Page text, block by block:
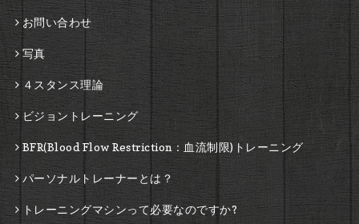
お問い合わせ
写真
４スタンス理論
ビジョントレーニング
BFR(Blood Flow Restriction：血流制限)トレーニング
パーソナルトレーナーとは？
トレーニングマシンって必要なのですか?